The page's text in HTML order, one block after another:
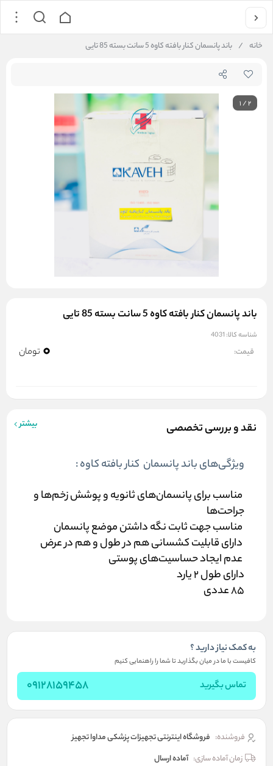
خانه / باند پانسمان کنار بافته کاوه 5 سانت بسته 85 تایی
1/2
باند پانسمان کنار بافته کاوه 5 سانت بسته 85 تایی
شناسه کالا: 4031
قیمت: 0 تومان
نقد و بررسی تخصصی بیشتر
ویژگی‌های باند پانسمان کنار بافته کاوه :
مناسب برای پانسمان‌های ثانویه و پوشش زخم‌ها و
جراحت‌ها
مناسب جهت ثابت نگه داشتن موضع پانسمان
دارای قابلیت کشسانی هم در طول و هم در عرض
عدم ایجاد حساسیت‌های پوستی
دارای طول 2 یارد
85 عددی
به کمک نیاز دارید ؟
کافیست با ما در میان بگذارید تا شما را راهنمایی کنیم
تماس بگیرید 09128159458
فروشنده: فروشگاه اینترنتی تجهیزات پزشکی مداوا تجهیز
زمان آماده سازی: آماده ارسال